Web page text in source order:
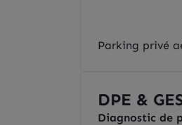
Parking privé
DPE &
Diagnostic de